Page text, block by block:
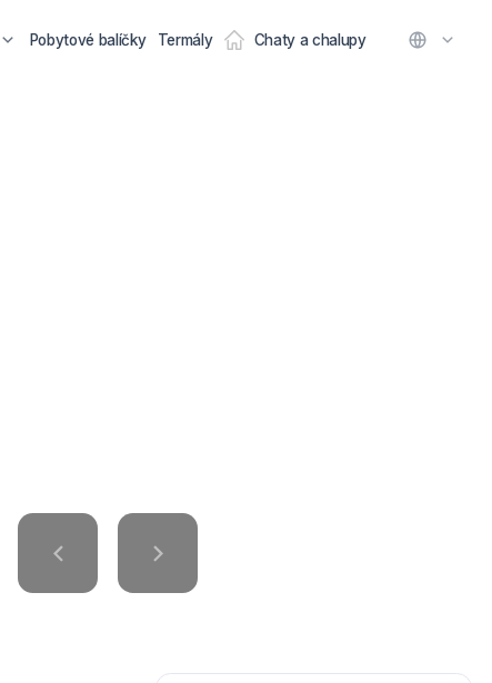
Pobytové balíčky Termály Chaty a chalupy